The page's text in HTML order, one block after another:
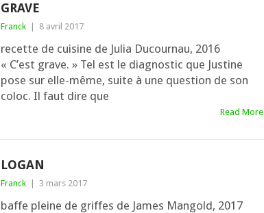
GRAVE
Franck 8 avril 2017
recette de cui­sine de Julia Ducournau, 2016
« C’est grave. » Tel est le diag­nos­tic que Justine
pose sur elle-même, suite à une ques­tion de son
coloc. Il faut dire que
Read More
LOGAN
Franck 3 mars 2017
baffe pleine de griffes de James Mangold, 2017